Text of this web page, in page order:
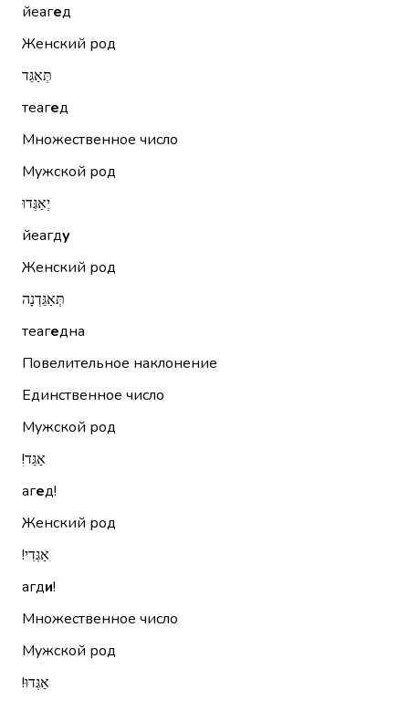
йеагед
Женский род
תְּאַגֵּד
теагед
Множественное число
Мужской род
יְאַגְּדוּ
йеагду
Женский род
תְּאַגֵּדְנָה
теагедна
Повелительное наклонение
Единственное число
Мужской род
אַגֵּד!‏
агед!
Женский род
אַגְּדִי!‏
агди!
Множественное число
Мужской род
אַגְּדוּ!‏